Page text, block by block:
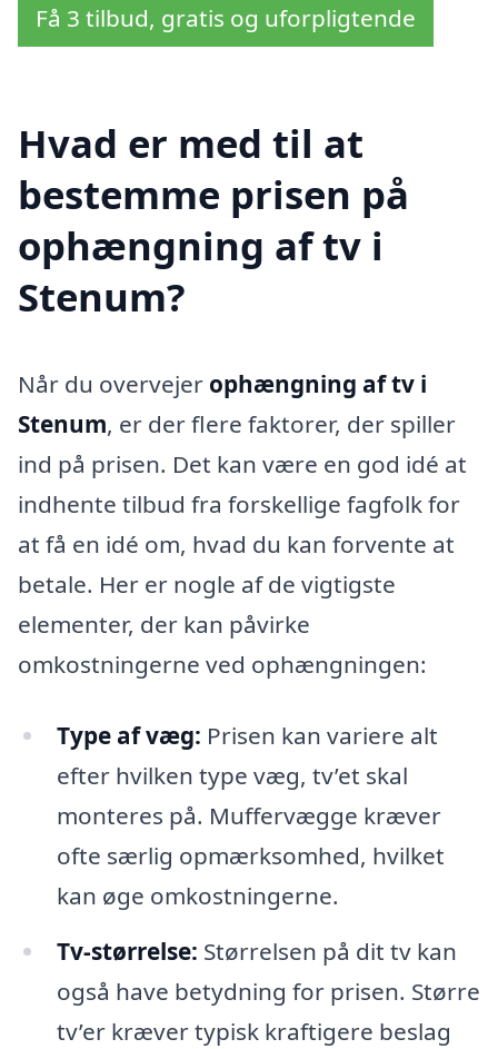
Få 3 tilbud, gratis og uforpligtende
Hvad er med til at
bestemme prisen på
ophængning af tv i
Stenum?
Når du overvejer ophængning af tv i
Stenum, er der flere faktorer, der spiller
ind på prisen. Det kan være en god idé at
indhente tilbud fra forskellige fagfolk for
at få en idé om, hvad du kan forvente at
betale. Her er nogle af de vigtigste
elementer, der kan påvirke
omkostningerne ved ophængningen:
Type af væg: Prisen kan variere alt
efter hvilken type væg, tv’et skal
monteres på. Muffervægge kræver
ofte særlig opmærksomhed, hvilket
kan øge omkostningerne.
Tv-størrelse: Størrelsen på dit tv kan
også have betydning for prisen. Større
tv’er kræver typisk kraftigere beslag